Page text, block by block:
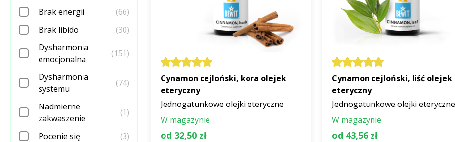
Brak energii
(66)
Brak libido
(30)
Dysharmonia
emocjonalna
(151)
Dysharmonia
systemu
(74)
Nadmierne
zakwaszenie
(1)
Pocenie się
(3)
Cynamon cejloński, kora olejek
eteryczny
Jednogatunkowe olejki eteryczne
W magazynie
od 32,50 zł
Cynamon cejloński, liść olejek
eteryczny
Jednogatunkowe olejki eteryczne
W magazynie
od 43,56 zł